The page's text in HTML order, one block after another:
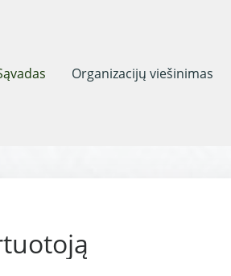
Organizacijų viešinimas